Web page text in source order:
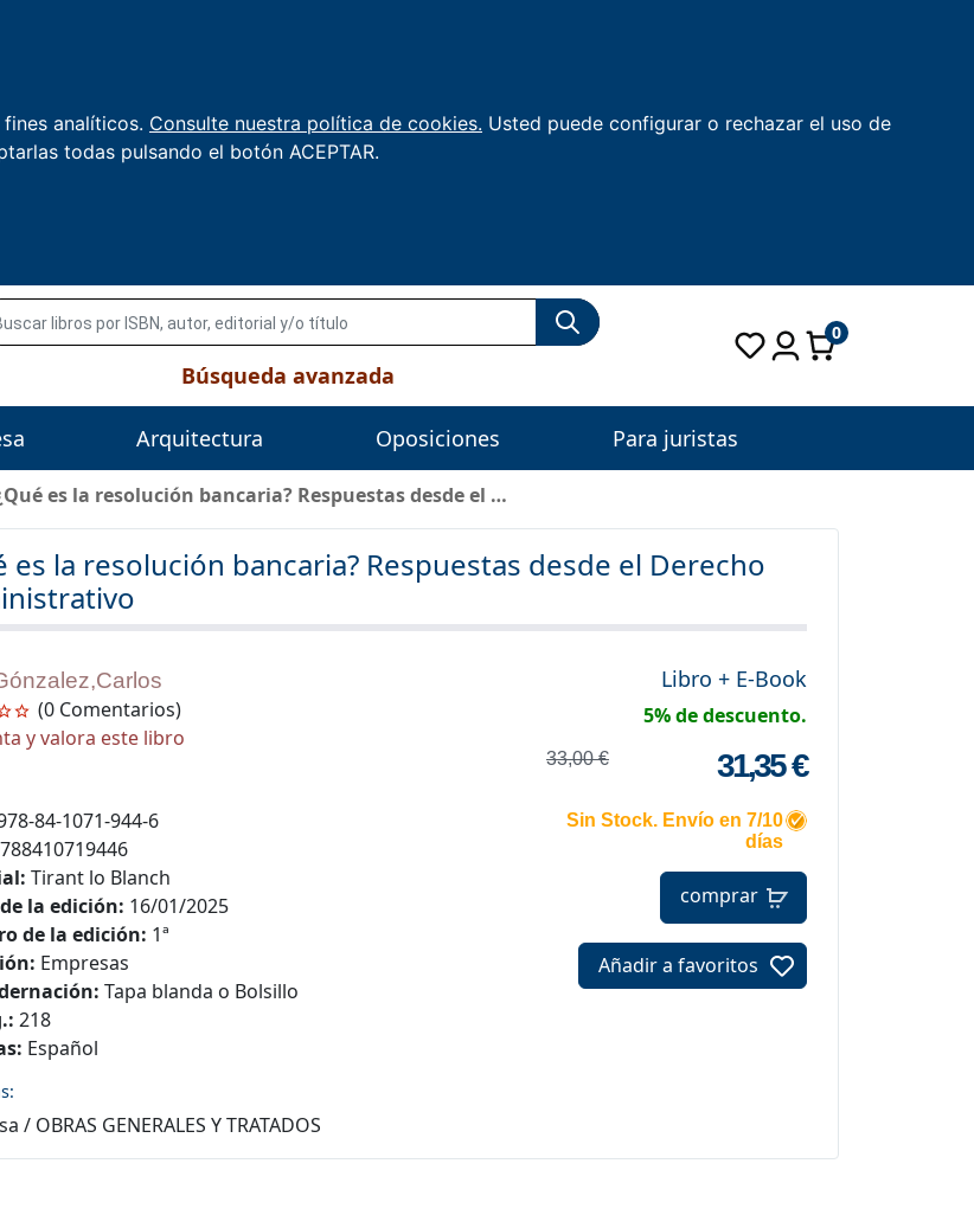
analíticos. Consulte nuestra política de cookies. Usted puede configurar o rechazar el uso de
todas pulsando el botón ACEPTAR.
Búsqueda avanzada
0
Arquitectura Oposiciones Para juristas
es la resolución bancaria? Respuestas desde el …
es la resolución bancaria? Respuestas desde el Derecho
(0 Comentarios)
y valora este libro
Libro + E-Book
5% de descuento.
33,00 € 31,35 €
Sin Stock. Envío en 7/10
días
comprar
Añadir a favoritos
84-1071-944-6
Tirant lo Blanch
la edición: 16/01/2025
de la edición: 1ª
Empresas
Tapa blanda o Bolsillo
218
Español
/ OBRAS GENERALES Y TRATADOS